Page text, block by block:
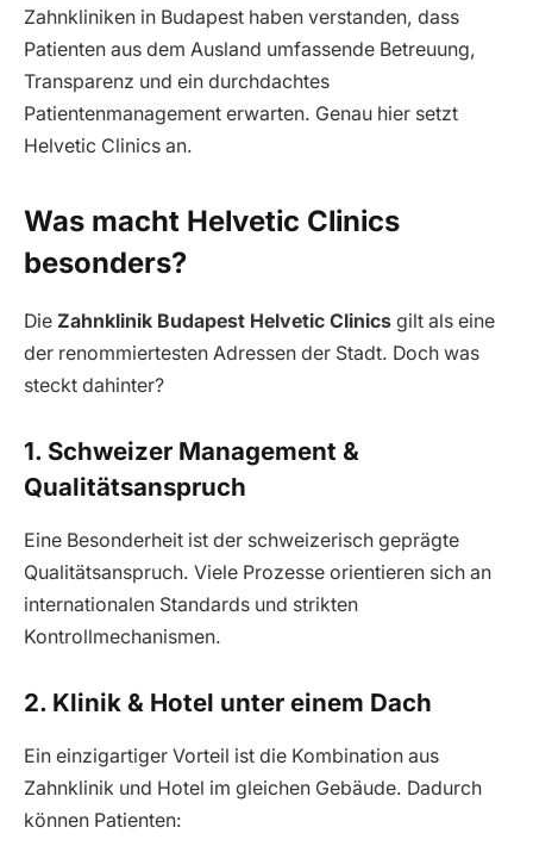
Zahnkliniken in Budapest haben verstanden, dass
Patienten aus dem Ausland umfassende Betreuung,
Transparenz und ein durchdachtes
Patientenmanagement erwarten. Genau hier setzt
Helvetic Clinics an.
Was macht Helvetic Clinics
besonders?
Die Zahnklinik Budapest Helvetic Clinics gilt als eine
der renommiertesten Adressen der Stadt. Doch was
steckt dahinter?
1. Schweizer Management &
Qualitätsanspruch
Eine Besonderheit ist der schweizerisch geprägte
Qualitätsanspruch. Viele Prozesse orientieren sich an
internationalen Standards und strikten
Kontrollmechanismen.
2. Klinik & Hotel unter einem Dach
Ein einzigartiger Vorteil ist die Kombination aus
Zahnklinik und Hotel im gleichen Gebäude. Dadurch
können Patienten: